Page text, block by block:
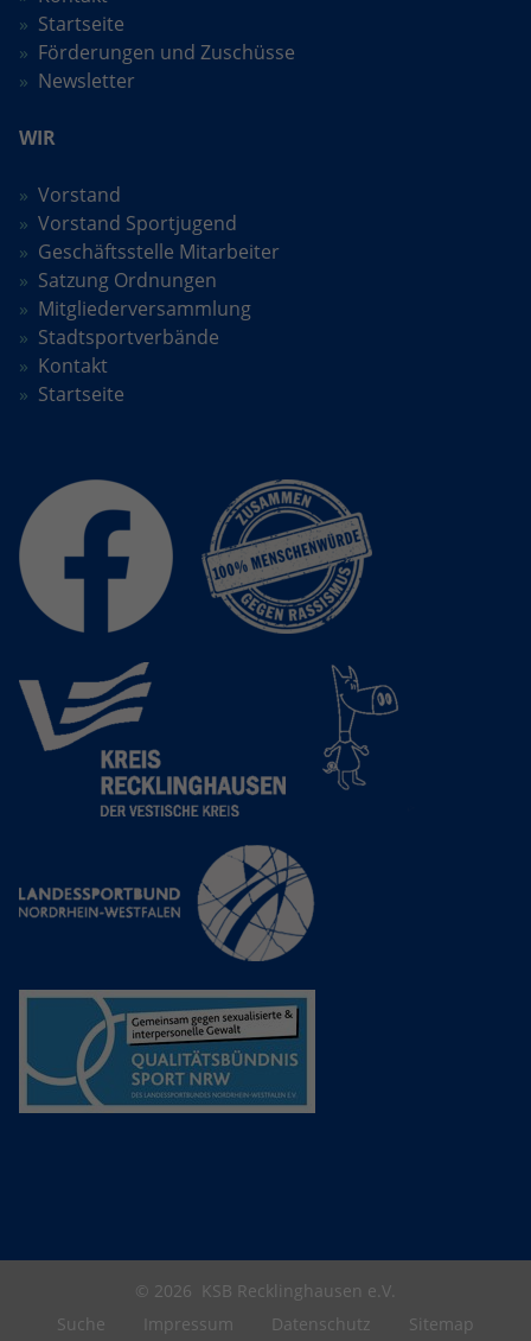
Startseite
Förderungen und Zuschüsse
Newsletter
WIR
Vorstand
Vorstand Sportjugend
Geschäftsstelle Mitarbeiter
Satzung Ordnungen
Mitgliederversammlung
Stadtsportverbände
Kontakt
Startseite
© 2026 KSB Recklinghausen e.V.
Suche
Impressum Datenschutz Sitemap